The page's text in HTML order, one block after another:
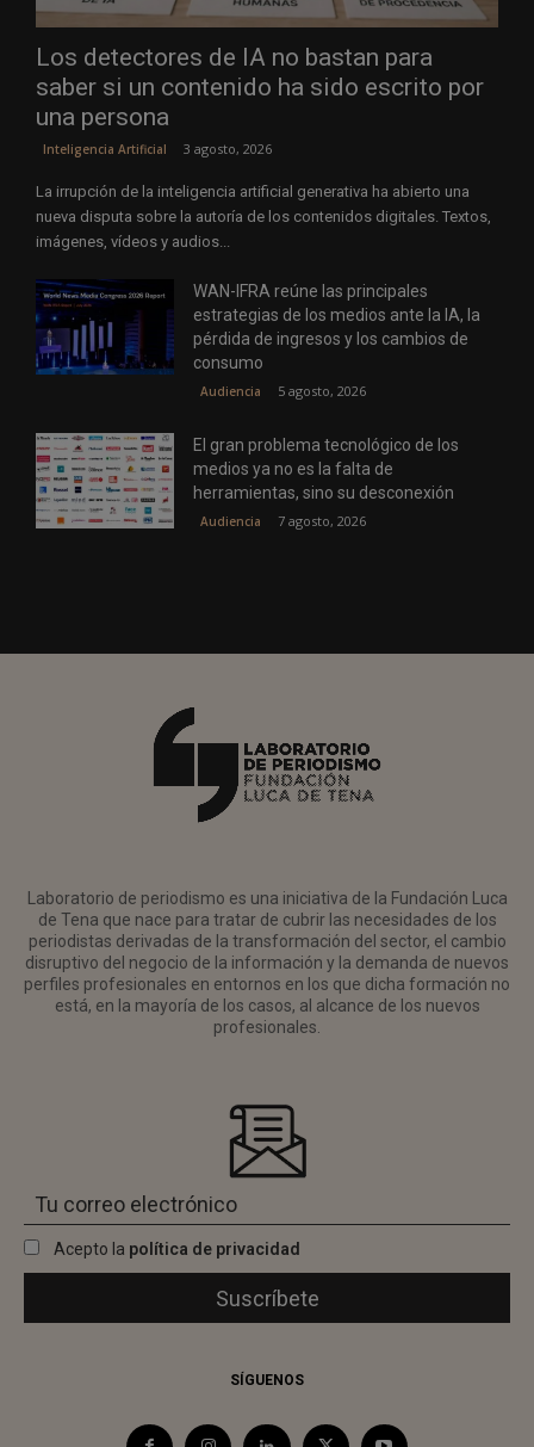
Los detectores de IA no bastan para
saber si un contenido ha sido escrito por
una persona
Inteligencia Artificial 3 agosto, 2026
La irrupción de la inteligencia artificial generativa ha abierto una
nueva disputa sobre la autoría de los contenidos digitales. Textos,
imágenes, vídeos y audios...
WAN-IFRA reúne las principales
estrategias de los medios ante la IA, la
pérdida de ingresos y los cambios de
consumo
Audiencia 5 agosto, 2026
El gran problema tecnológico de los
medios ya no es la falta de
herramientas, sino su desconexión
Audiencia 7 agosto, 2026
Laboratorio de periodismo es una iniciativa de la Fundación Luca
de Tena que nace para tratar de cubrir las necesidades de los
periodistas derivadas de la transformación del sector, el cambio
disruptivo del negocio de la información y la demanda de nuevos
perfiles profesionales en entornos en los que dicha formación no
está, en la mayoría de los casos, al alcance de los nuevos
profesionales.
Acepto la política de privacidad
SÍGUENOS